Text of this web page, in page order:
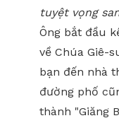
tuyệt vọng
Ông bắt đầu
về Chúa Giê-
bạn đến nhà
đường phố
thành "Giăng